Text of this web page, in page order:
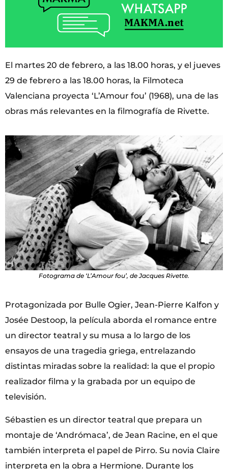
El martes 20 de febrero, a las 18.00 horas, y el jueves
29 de febrero a las 18.00 horas, la Filmoteca
Valenciana proyecta ‘L’Amour fou’ (1968), una de las
obras más relevantes en la filmografía de Rivette.
Fotograma de ‘L’Amour fou’, de Jacques Rivette.
Protagonizada por Bulle Ogier, Jean-Pierre Kalfon y
Josée Destoop, la película aborda el romance entre
un director teatral y su musa a lo largo de los
ensayos de una tragedia griega, entrelazando
distintas miradas sobre la realidad: la que el propio
realizador filma y la grabada por un equipo de
televisión.
Sébastien es un director teatral que prepara un
montaje de ‘Andrómaca’, de Jean Racine, en el que
también interpreta el papel de Pirro. Su novia Claire
interpreta en la obra a Hermione. Durante los